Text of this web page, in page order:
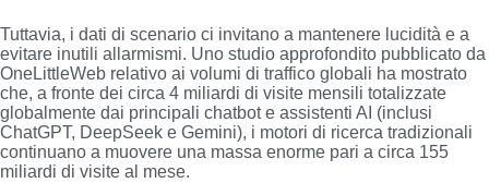
Tuttavia, i dati di scenario ci invitano a mantenere lucidità e a
evitare inutili allarmismi. Uno studio approfondito pubblicato da
OneLittleWeb relativo ai volumi di traffico globali ha mostrato
che, a fronte dei circa 4 miliardi di visite mensili totalizzate
globalmente dai principali chatbot e assistenti AI (inclusi
ChatGPT, DeepSeek e Gemini), i motori di ricerca tradizionali
continuano a muovere una massa enorme pari a circa 155
miliardi di visite al mese.